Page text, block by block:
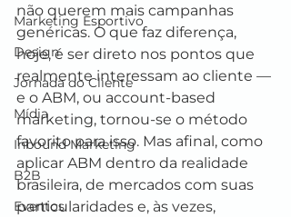
Marketing Esportivo
Design
Jornada do Cliente
Mídia
Inbound Marketing
B2B
Eventos
não querem mais campanhas
genéricas. O que faz diferença,
hoje, é ser direto nos pontos que
realmente interessam ao cliente —
e o ABM, ou account-based
marketing, tornou-se o método
favorito para isso. Mas afinal, como
aplicar ABM dentro da realidade
brasileira, de mercados com suas
particularidades e, às vezes,